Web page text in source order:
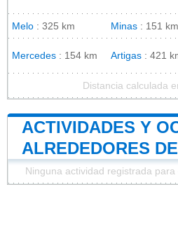
Melo : 325 km Minas : 151 km
Mercedes : 154 km Artigas : 421
Distancia calculada
ACTIVIDADES Y
ALREDEDORES
Ninguna actividad registrada